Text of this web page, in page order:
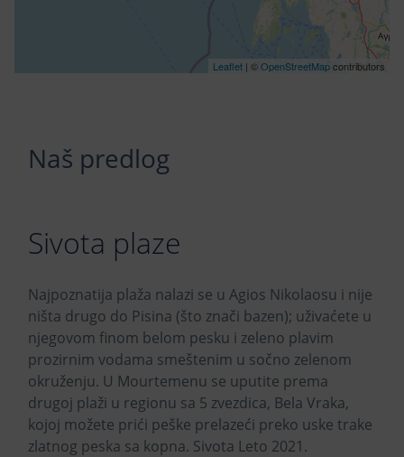
Leaflet | ©OpenStreetMapcontributors
Naš predlog
Sivota plaze
Najpoznatija plaža nalazi se u Agios Nikolaosu i nije
ništa drugo do Pisina (što znači bazen); uživaćete u
njegovom finom belom pesku i zeleno plavim
prozirnim vodama smeštenim u sočno zelenom
okruženju. U Mourtemenu se uputite prema
drugoj plaži u regionu sa 5 zvezdica, Bela Vraka,
kojoj možete prići peške prelazeći preko uske trake
zlatnog peska sa kopna. Sivota Leto 2021.